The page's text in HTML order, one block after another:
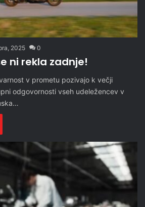
2025 0
ni rekla zadnje!
v prometu pozivajo k večji
odgovornosti vseh udeležencev v